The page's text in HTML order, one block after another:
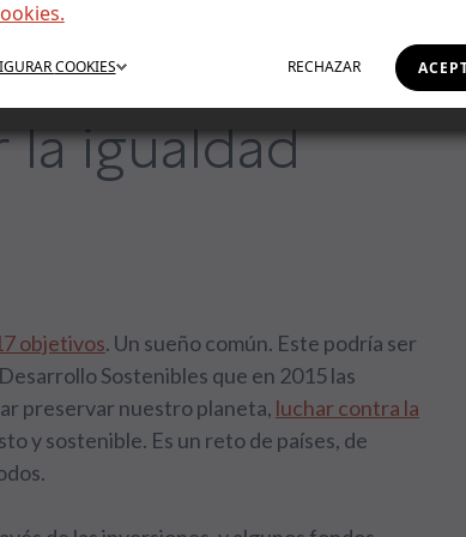
RECHAZAR
COOKIES
la igualdad
objetivos. Un sueño común. Este podría ser
Sostenibles que en 2015 las
preservar nuestro planeta, luchar contra la
y sostenible. Es un reto de países, de